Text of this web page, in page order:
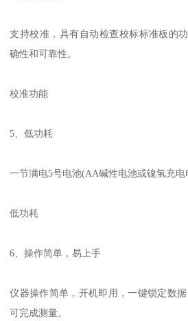
支持校准，具有自动检查校标标准板的
确性和可靠性。
校准功能
5 、低功耗
一节满电5号电池(AA碱性电池或镍氢充电
低功耗
6 、操作简单，易上手
仪器操作简单，开机即用，一键锁定数
可完成测量。